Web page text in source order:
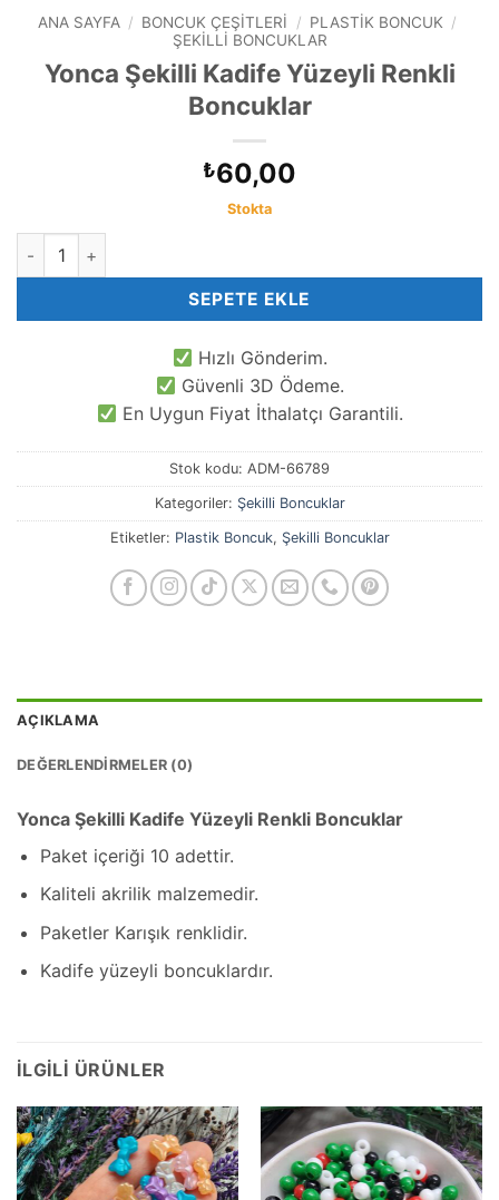
ANA SAYFA / BONCUK ÇEŞITLERI / PLASTIK BONCUK /
ŞEKILLI BONCUKLAR
Yonca Şekilli Kadife Yüzeyli Renkli
Boncuklar
₺60,00
Stokta
Yonca Şekilli Kadife Yüzeyli Renkli Boncuklar adet
SEPETE EKLE
Hızlı Gönderim.
Güvenli 3D Ödeme.
En Uygun Fiyat İthalatçı Garantili.
Stok kodu: ADM-66789
Kategoriler: Şekilli Boncuklar
Etiketler: Plastik Boncuk, Şekilli Boncuklar
AÇIKLAMA
DEĞERLENDIRMELER (0)
Yonca Şekilli Kadife Yüzeyli Renkli Boncuklar
Paket içeriği 10 adettir.
Kaliteli akrilik malzemedir.
Paketler Karışık renklidir.
Kadife yüzeyli boncuklardır.
İLGILI ÜRÜNLER